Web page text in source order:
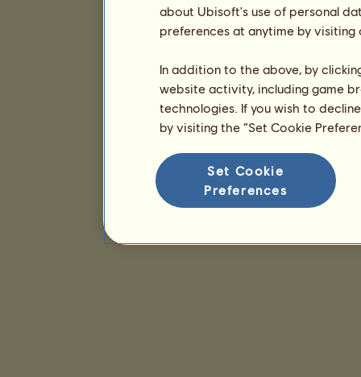
about Ubisoft's use of personal
preferences at anytime by
In addition to the above, by
website activity, including game
technologies. If you wish to
by visiting the “Set Cookie
Set Cookie
Preferences